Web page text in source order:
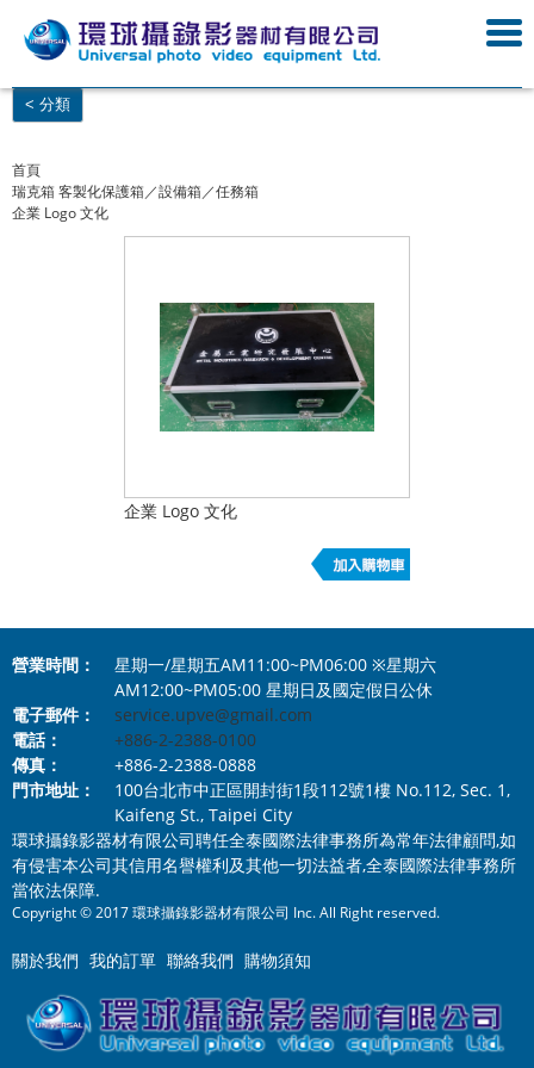
< 分類
首頁
瑞克箱 客製化保護箱／設備箱／任務箱
企業 Logo 文化
企業 Logo 文化
營業時間：
星期一/星期五AM11:00~PM06:00 ※星期六
AM12:00~PM05:00 星期日及國定假日公休
電子郵件：
service.upve@gmail.com
電話：
+886-2-2388-0100
傳真：
+886-2-2388-0888
門市地址：
100台北市中正區開封街1段112號1樓 No.112, Sec. 1,
Kaifeng St., Taipei City
環球攝錄影器材有限公司聘任全泰國際法律事務所為常年法律顧問,如
有侵害本公司其信用名譽權利及其他一切法益者,全泰國際法律事務所
當依法保障.
Copyright © 2017 環球攝錄影器材有限公司 Inc. All Right reserved.
關於我們 我的訂單 聯絡我們 購物須知